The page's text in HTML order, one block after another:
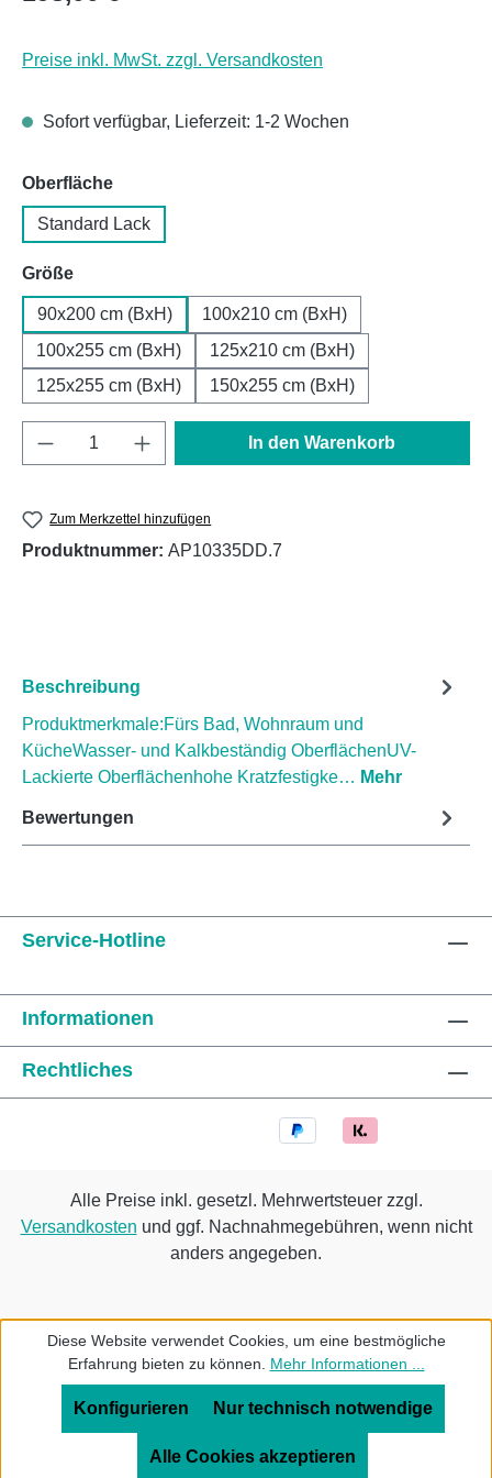
Preise inkl. MwSt. zzgl. Versandkosten
Sofort verfügbar, Lieferzeit: 1-2 Wochen
Oberflächeauswählen
Standard Lack
Größeauswählen
90x200 cm (BxH)
100x210 cm (BxH)
100x255 cm (BxH)
125x210 cm (BxH)
125x255 cm (BxH)
150x255 cm (BxH)
Produkt Anzahl: Gib den gewünschten
In den Warenkorb
Zum Merkzettel hinzufügen
Produktnummer: AP10335DD.7
Beschreibung
Produktmerkmale:Fürs Bad, Wohnraum und
KücheWasser- und Kalkbeständig OberflächenUV-
Lackierte Oberflächenhohe Kratzfestigke… Mehr
Bewertungen
Service-Hotline
Informationen
Rechtliches
Alle Preise inkl. gesetzl. Mehrwertsteuer zzgl.
Versandkosten und ggf. Nachnahmegebühren, wenn nicht
anders angegeben.
Diese Website verwendet Cookies, um eine bestmögliche
Erfahrung bieten zu können. Mehr Informationen ...
Nur technisch notwendige
Konfigurieren
Alle Cookies akzeptieren